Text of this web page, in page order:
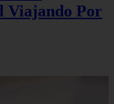
Viajando Por